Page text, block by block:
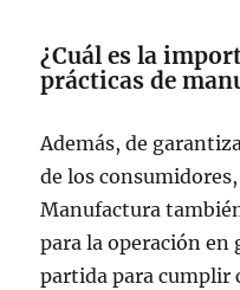
¿Cuál es la
prácticas de
Además, de
de los
Manufactura
para la operación en
partida para cumplir